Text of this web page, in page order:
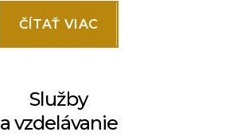
ČÍTAŤ VIAC
Služby
a vzdelávanie